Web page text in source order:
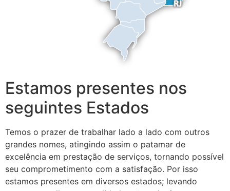
Estamos presentes nos
seguintes Estados
Temos o prazer de trabalhar lado a lado com outros
grandes nomes, atingindo assim o patamar de
excelência em prestação de serviços, tornando possível
seu comprometimento com a satisfação. Por isso
estamos presentes em diversos estados; levando